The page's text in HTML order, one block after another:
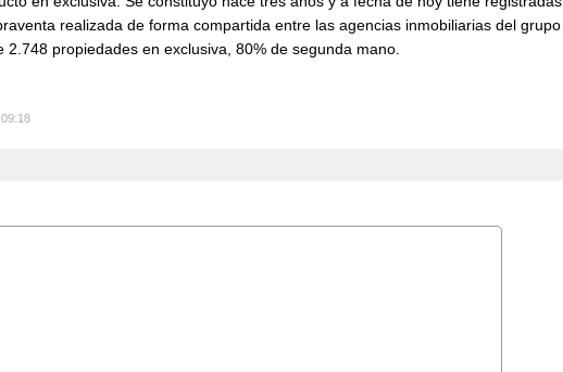
realizada de forma compartida entre las agencias inmobiliarias del grupo
propiedades en exclusiva, 80% de segunda mano.